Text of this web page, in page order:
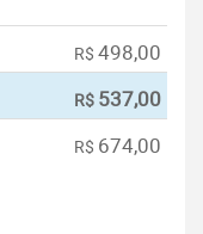
R$ 498,00
R$ 537,00
R$ 674,00